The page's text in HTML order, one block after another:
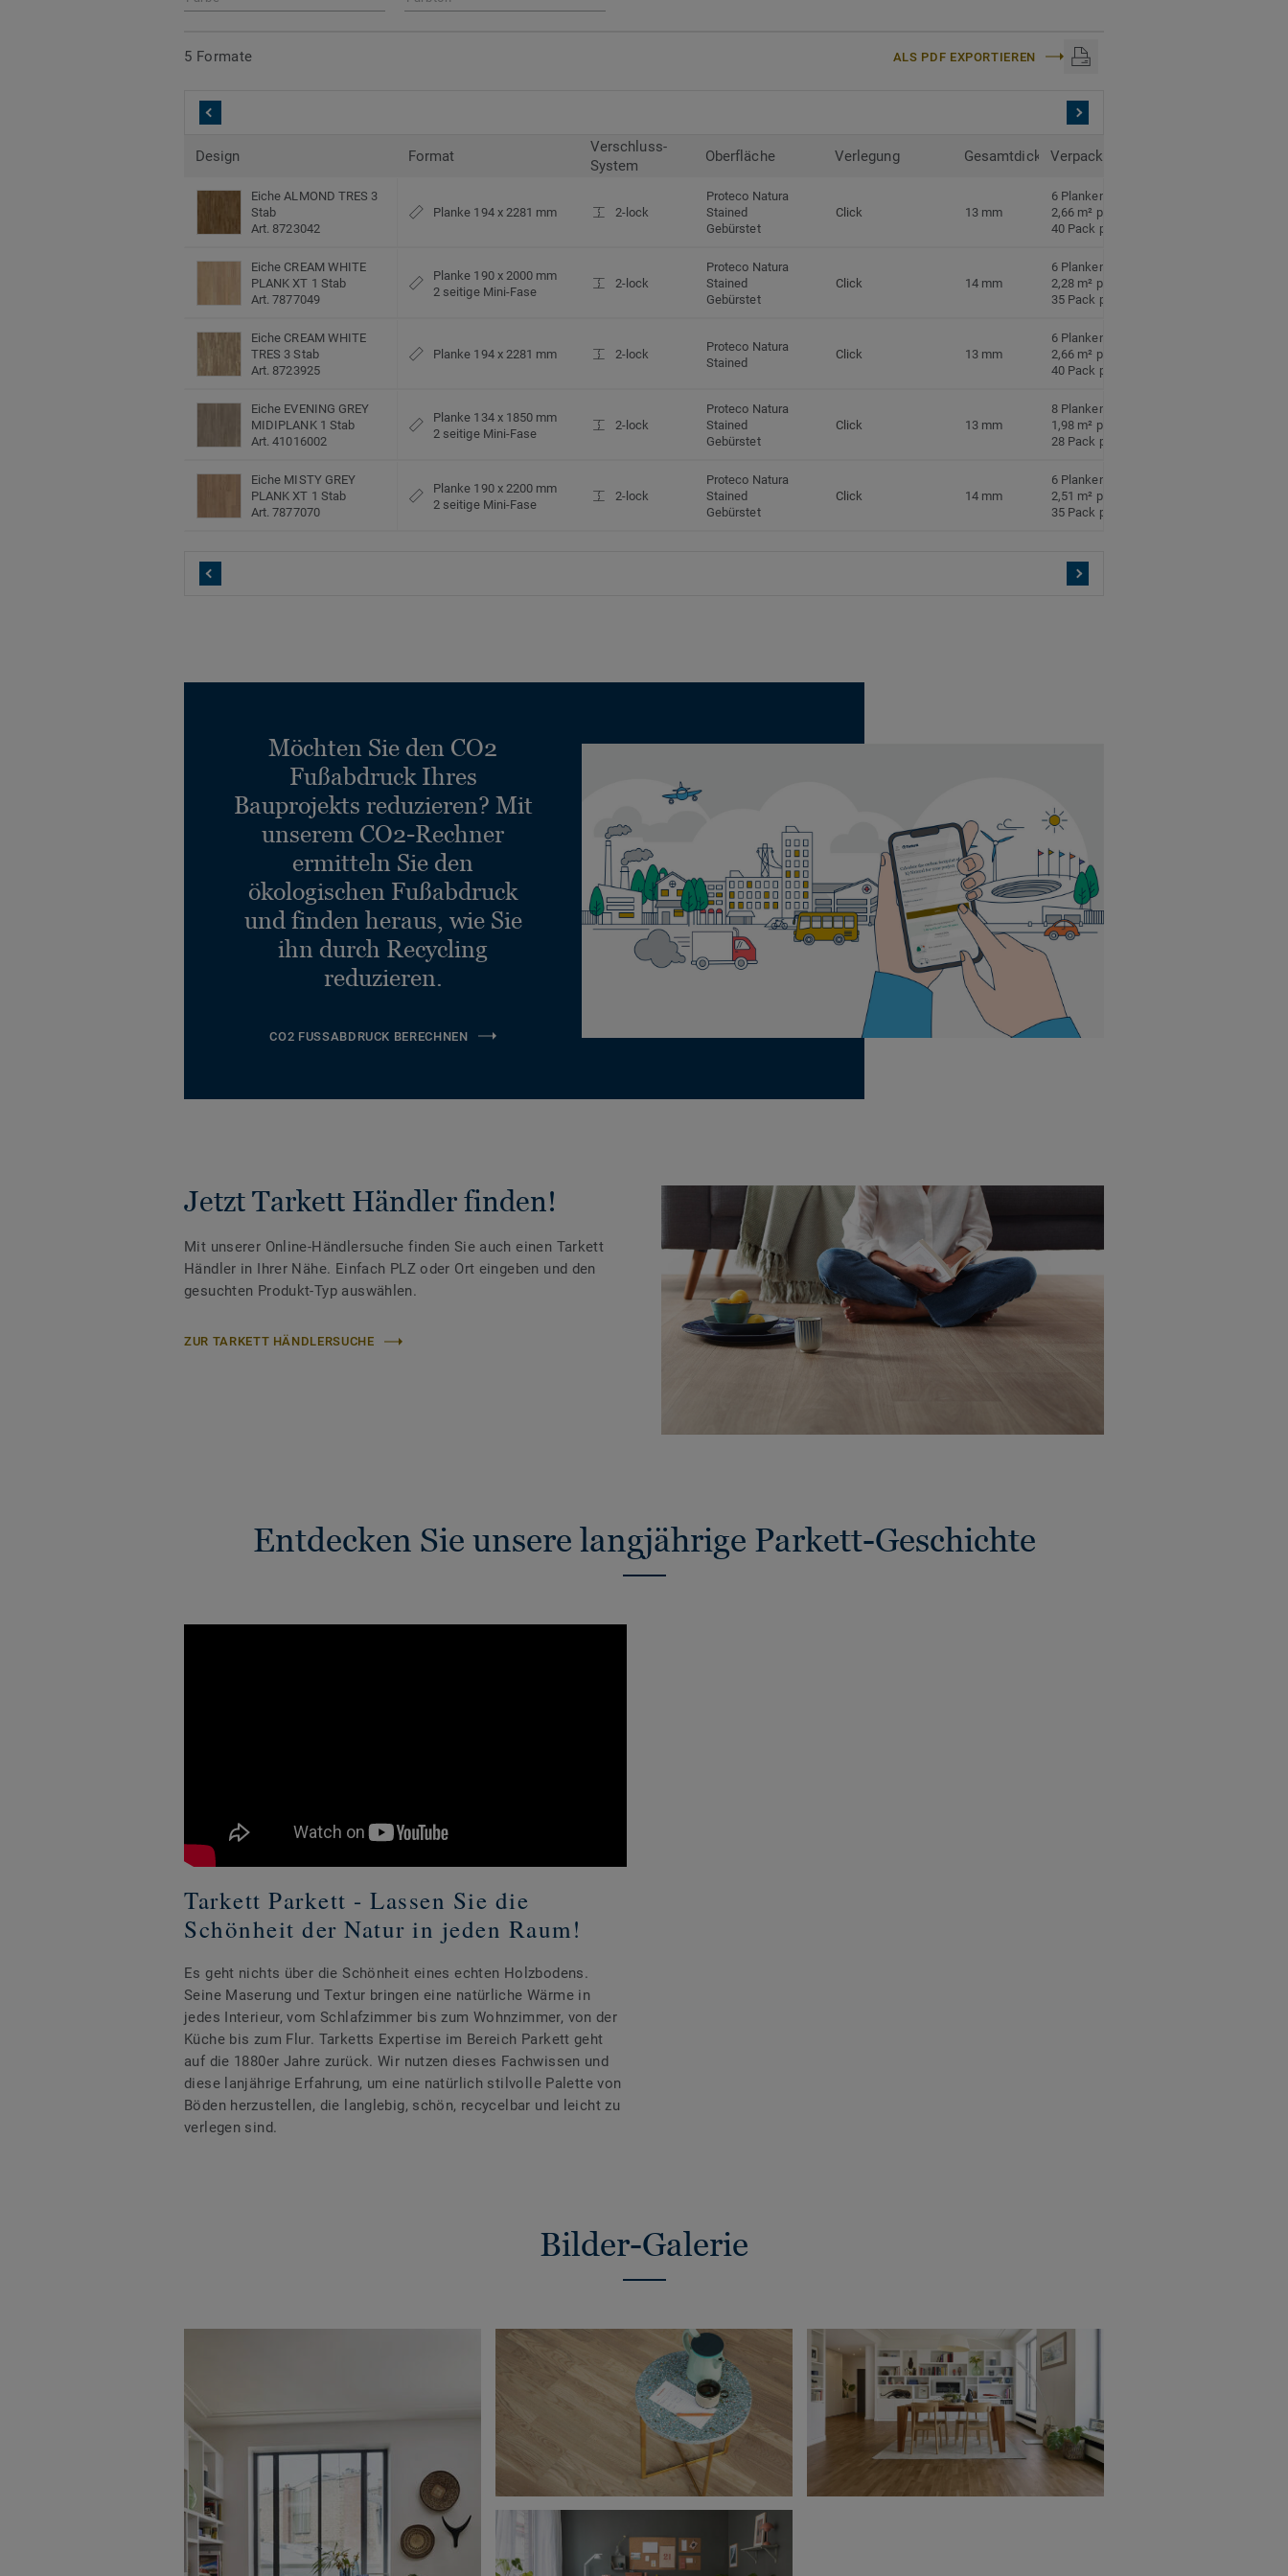
5 Formate ALS PDF EXPORTIEREN
Design Format
Verschluss-
System
Oberfläche Verlegung Gesamtdicke Verpackung
Eiche ALMOND TRES 3
Stab
Art. 8723042
Planke 194 x 2281 mm 2-lock
Proteco Natura
Stained
Gebürstet
Click 13 mm
6 Planken pro Pack
2,66 m² pro Pack
40 Pack pro Palette
Eiche CREAM WHITE
PLANK XT 1 Stab
Art. 7877049
Planke 190 x 2000 mm
2 seitige Mini-Fase
2-lock
Proteco Natura
Stained
Gebürstet
Click 14 mm
6 Planken pro Pack
2,28 m² pro Pack
35 Pack pro Palette
Eiche CREAM WHITE
TRES 3 Stab
Art. 8723925
Planke 194 x 2281 mm 2-lock
Proteco Natura
Stained
Click 13 mm
6 Planken pro Pack
2,66 m² pro Pack
40 Pack pro Palette
Eiche EVENING GREY
MIDIPLANK 1 Stab
Art. 41016002
Planke 134 x 1850 mm
2 seitige Mini-Fase
2-lock
Proteco Natura
Stained
Gebürstet
Click 13 mm
8 Planken pro Pack
1,98 m² pro Pack
28 Pack pro Palette
Eiche MISTY GREY
PLANK XT 1 Stab
Art. 7877070
Planke 190 x 2200 mm
2 seitige Mini-Fase
2-lock
Proteco Natura
Stained
Gebürstet
Click 14 mm
6 Planken pro Pack
2,51 m² pro Pack
35 Pack pro Palette
Möchten Sie den CO2
Fußabdruck Ihres
Bauprojekts reduzieren? Mit
unserem CO2-Rechner
ermitteln Sie den
ökologischen Fußabdruck
und finden heraus, wie Sie
ihn durch Recycling
reduzieren.
CO2 FUSSABDRUCK BERECHNEN
Jetzt Tarkett Händler finden!
Mit unserer Online-Händlersuche finden Sie auch einen Tarkett
Händler in Ihrer Nähe. Einfach PLZ oder Ort eingeben und den
gesuchten Produkt-Typ auswählen.
ZUR TARKETT HÄNDLERSUCHE
Entdecken Sie unsere langjährige Parkett-Geschichte
Tarkett Parkett - Lassen Sie die
Schönheit der Natur in jeden Raum!
Es geht nichts über die Schönheit eines echten Holzbodens.
Seine Maserung und Textur bringen eine natürliche Wärme in
jedes Interieur, vom Schlafzimmer bis zum Wohnzimmer, von der
Küche bis zum Flur. Tarketts Expertise im Bereich Parkett geht
auf die 1880er Jahre zurück. Wir nutzen dieses Fachwissen und
diese lanjährige Erfahrung, um eine natürlich stilvolle Palette von
Böden herzustellen, die langlebig, schön, recycelbar und leicht zu
verlegen sind.
Bilder-Galerie